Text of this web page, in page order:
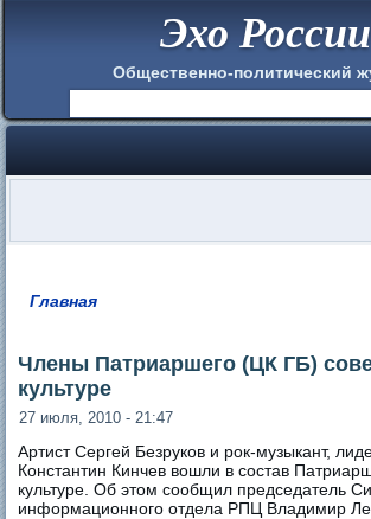
Эхо России
Общественно-политический
Главная
Члены Патриаршего (ЦК ГБ)
культуре
27 июля, 2010 - 21:47
Артист Сергей Безруков и рок-музыкант,
Константин Кинчев вошли в состав
культуре. Об этом сообщил председатель
информационного отдела РПЦ Владимир